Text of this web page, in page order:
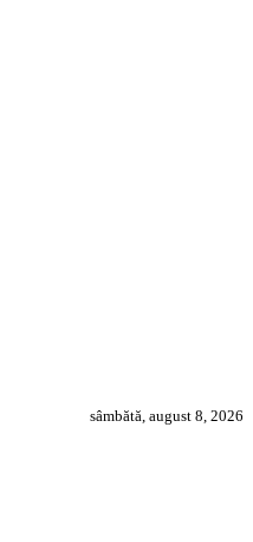
sâmbătă, august 8, 2026